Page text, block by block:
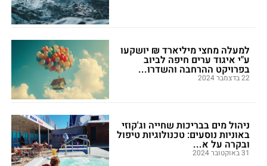
למעלה מחצי מיליארד ₪ יושקעו
ע"י איגוד ערים חיפה לביוב
בפרויקט ההרחבה והשדרו...
22 בדצמבר 2024
ניהול מים בבריכות שחייה וג'קוזי
באוניות נוסעים: טכנולוגיות טיפול
ובקרה על א...
31 באוקטובר 2024